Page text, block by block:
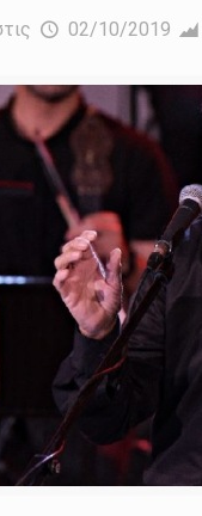
02/10/2019